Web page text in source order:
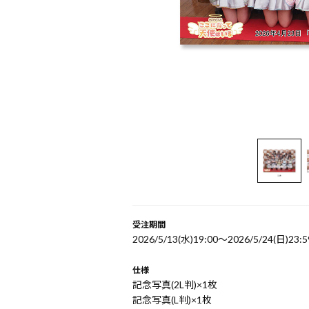
受注期間
2026/5/13(水)19:00〜2026/5/24(日
仕様
記念写真(2L判)×1枚
記念写真(L判)×1枚